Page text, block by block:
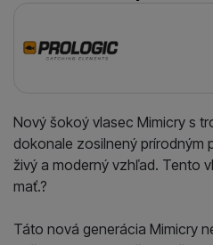
Nový šokoý vlasec Mimicry s
dokonale zosilnený prírodným
živý a moderný vzhľad. Tento
mať.?
Táto nová generácia Mimicry